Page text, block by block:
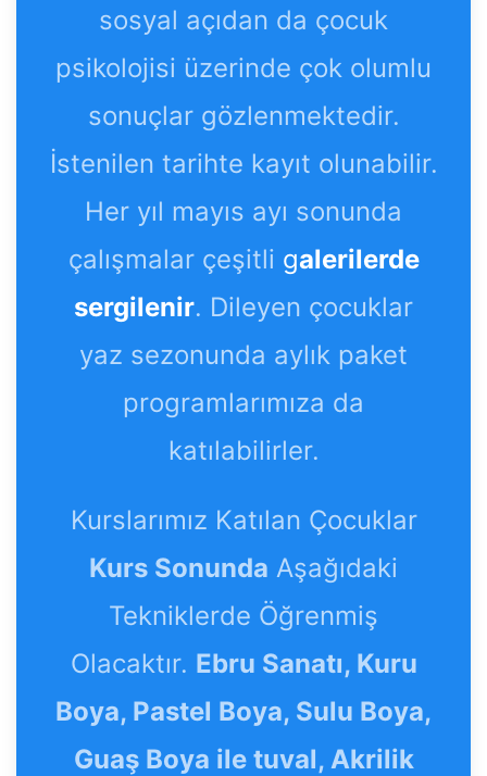
sosyal açıdan da çocuk
psikolojisi üzerinde çok olumlu
sonuçlar gözlenmektedir.
İstenilen tarihte kayıt olunabilir.
Her yıl mayıs ayı sonunda
çalışmalar çeşitli galerilerde
sergilenir. Dileyen çocuklar
yaz sezonunda aylık paket
programlarımıza da
katılabilirler.
Kurslarımız Katılan Çocuklar
Kurs Sonunda Aşağıdaki
Tekniklerde Öğrenmiş
Olacaktır. Ebru Sanatı, Kuru
Boya, Pastel Boya, Sulu Boya,
Guaş Boya ile tuval, Akrilik